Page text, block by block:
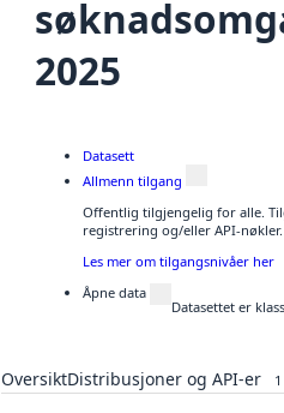
2025
Datasett
Allmenn tilgang
Offentlig tilgjengelig for alle.
registrering og/eller API-nøkler.
Les mer om tilgangsnivåer her
Åpne data
Datasettet er
OversiktDistribusjoner og API-er 1